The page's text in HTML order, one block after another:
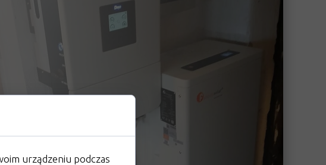
urządzeniu podczas